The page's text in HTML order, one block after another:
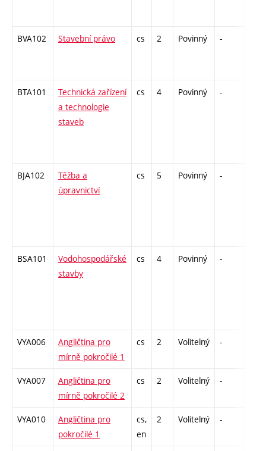
BVA102 Stavební právo cs 2 Povinný -
BTA101
Technická zařízení
a technologie
staveb
cs 4 Povinný -
BJA102
Těžba a
úpravnictví
cs 5 Povinný -
BSA101
Vodohospodářské
stavby
cs 4 Povinný -
VYA006
Angličtina pro
mírně pokročilé 1
cs 2 Volitelný -
VYA007
Angličtina pro
mírně pokročilé 2
cs 2 Volitelný -
VYA010
Angličtina pro
pokročilé 1
cs,
en
2 Volitelný -